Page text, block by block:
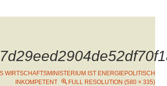
WIRTSCHAFTSMINISTERIUM IST ENERGIEPOLITISCH
INKOMPETENT
FULL RESOLUTION (580 × 335)